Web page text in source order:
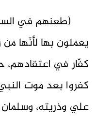
(طعنهم في
يعملون بها لأنّها
كفّار في
كفروا بعد موت
علي وذريته، وسلمان